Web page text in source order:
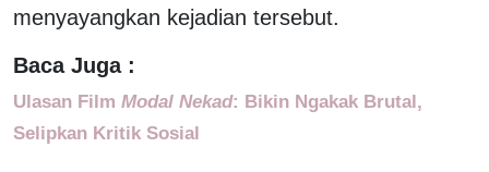
menyayangkan kejadian tersebut.
Baca Juga :
Ulasan Film Modal Nekad: Bikin Ngakak Brutal,
Selipkan Kritik Sosial